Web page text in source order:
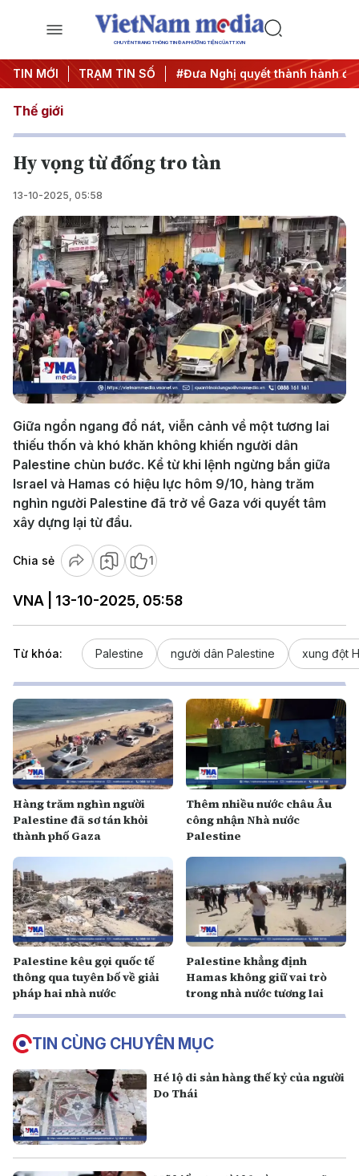
CHUYÊN TRANG THÔNG TIN ĐA PHƯƠNG TIỆN CỦA TTXVN
TIN MỚI TRẠM TIN SỐ
ương 3 #APEC 2027 #Đưa Nghị quyết thành hành
Thế giới
Hy vọng từ đống tro tàn
13-10-2025, 05:58
Play
Video
Giữa ngổn ngang đổ nát, viễn cảnh về một tương lai
thiếu thốn và khó khăn không khiến người dân
Palestine chùn bước. Kể từ khi lệnh ngừng bắn giữa
Israel và Hamas có hiệu lực hôm 9/10, hàng trăm
nghìn người Palestine đã trở về Gaza với quyết tâm
xây dựng lại từ đầu.
Chia sẻ 1
VNA | 13-10-2025, 05:58
Từ khóa: Palestine người dân Palestine xung đột
Hàng trăm nghìn người
Palestine đã sơ tán khỏi
thành phố Gaza
Thêm nhiều nước châu Âu
công nhận Nhà nước
Palestine
Palestine kêu gọi quốc tế
thông qua tuyên bố về giải
pháp hai nhà nước
Palestine khẳng định
Hamas không giữ vai trò
trong nhà nước tương lai
TIN CÙNG CHUYÊN MỤC
Hé lộ di sản hàng thế kỷ của người
Do Thái